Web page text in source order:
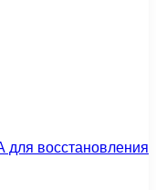
для восстановления